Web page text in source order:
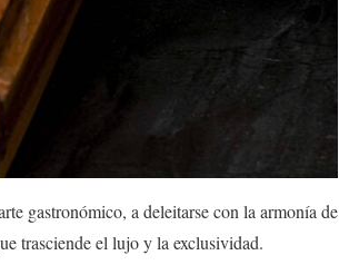
gastronómico, a deleitarse con la armonía de
trasciende el lujo y la exclusividad.